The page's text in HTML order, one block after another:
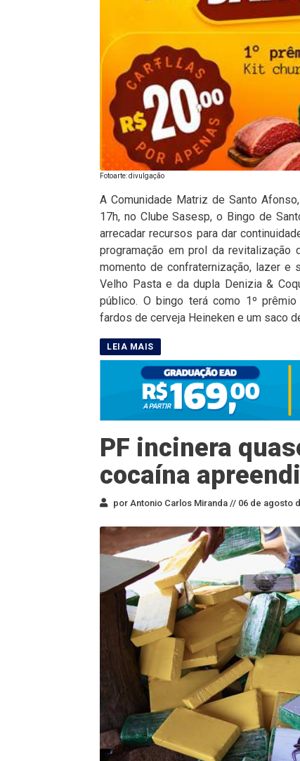
Fotoarte: divulgação
A Comunidade Matriz de Santo
17h, no Clube Sasesp, o Bingo de
arrecadar recursos para dar
programação em prol da revitalização
momento de confraternização, lazer e
Velho Pasta e da dupla Denizia &
público. O bingo terá como 1º
fardos de cerveja Heineken e um saco
PF incinera
cocaína
por Antonio Carlos Miranda // 06 de agosto